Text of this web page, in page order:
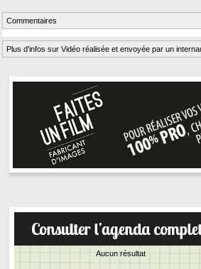
Commentaires
Plus d'infos sur Vidéo réalisée et envoyée par un
Aucun résultat